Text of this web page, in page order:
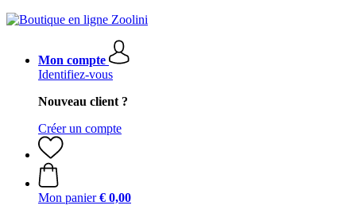
Mon compte
Identifiez-vous
Nouveau client ?
Créer un compte
Mon panier € 0,00